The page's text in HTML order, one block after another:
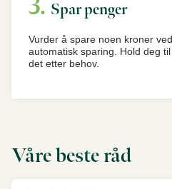
Spar penger
Vurder å spare noen kroner
automatisk sparing. Hold deg
det etter behov.
Våre beste råd